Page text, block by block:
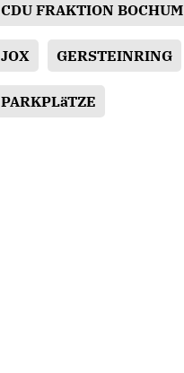
CDU FRAKTION BOCHUM
JOX GERSTEINRING
PARKPLäTZE